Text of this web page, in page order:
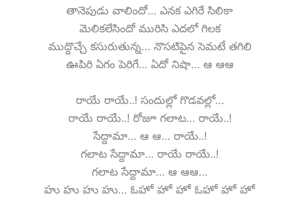
తానెపుడు వాలిందో… ఎనక ఎగిరే సిలికా
మెలికలేసిందో మురిసి ఎదలో గిలక
ముద్దొచ్చే కసురుతున్న… నొసటిపైన సెమటే తగిలి
ఊపిరి ఏగం పెరిగే… ఏదో నిషా… ఆ ఆఆ
రాయే రాయే..! సందుల్లో గొడవల్లో…
రాయే రాయే..! రోజూ గలాట… రాయే..!
సేద్దామా… ఆ ఆ… రాయే..!
గలాట సేద్దామా… రాయే రాయే..!
గలాట సేద్దామా… ఆ ఆఆ…
హు హు హు హు… ఓహో హో హో ఓహో హో హో